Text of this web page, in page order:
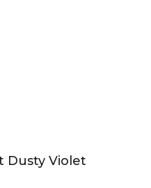
Dusty Violet